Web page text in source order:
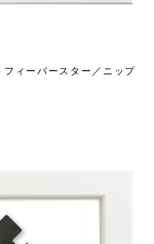
ィーバースター／ニップ